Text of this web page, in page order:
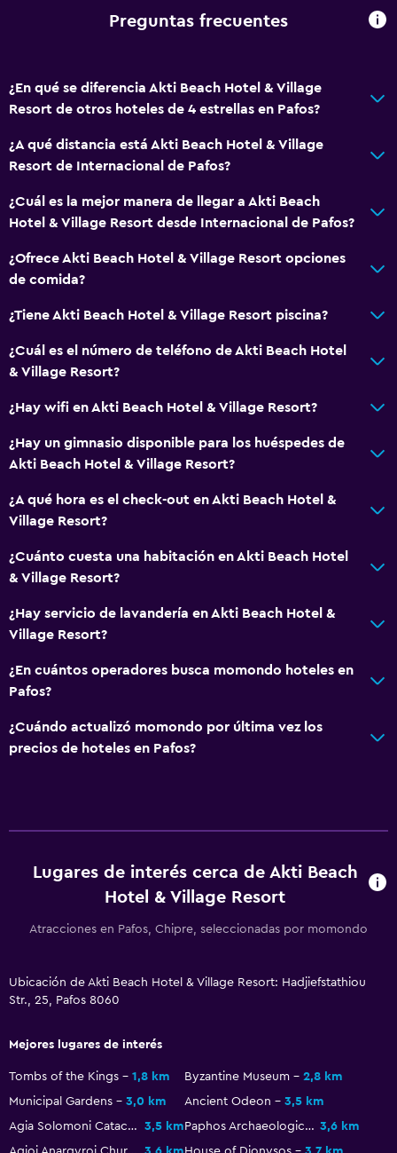
Toallas de playa
Playa privada
Bar en la piscina
Bañera de hidromasaje
Piscina al aire libre
Sauna
Microondas
Nevera
Cocineta
Accesibilidad y adecuación
Habitaciones para no fumadores disponibles
Ascensor
Plantas superiores accesibles por ascensor
Plantas superiores accesibles por escaleras
Actividades
Tienda de regalos
Ping pong
Mesa de billar
Cuidado de niños o guardería
Preguntas frecuentes
¿En qué se diferencia Akti Beach Hotel & Village
Resort de otros hoteles de 4 estrellas en Pafos?
¿A qué distancia está Akti Beach Hotel & Village
Resort de Internacional de Pafos?
¿Cuál es la mejor manera de llegar a Akti Beach
Hotel & Village Resort desde Internacional de Pafos?
¿Ofrece Akti Beach Hotel & Village Resort opciones
de comida?
¿Tiene Akti Beach Hotel & Village Resort piscina?
¿Cuál es el número de teléfono de Akti Beach Hotel
& Village Resort?
¿Hay wifi en Akti Beach Hotel & Village Resort?
¿Hay un gimnasio disponible para los huéspedes de
Akti Beach Hotel & Village Resort?
¿A qué hora es el check-out en Akti Beach Hotel &
Village Resort?
¿Cuánto cuesta una habitación en Akti Beach Hotel
& Village Resort?
¿Hay servicio de lavandería en Akti Beach Hotel &
Village Resort?
¿En cuántos operadores busca momondo hoteles en
Pafos?
¿Cuándo actualizó momondo por última vez los
precios de hoteles en Pafos?
Lugares de interés cerca de Akti Beach
Hotel & Village Resort
Atracciones en Pafos, Chipre, seleccionadas por momondo
Ubicación de Akti Beach Hotel & Village Resort: Hadjiefstathiou
Str., 25, Pafos 8060
Mejores lugares de interés
Tombs of the Kings 1,8 km Byzantine Museum
2,8 km
Municipal Gardens
3,0 km Ancient Odeon
3,5 km
Agia Solomoni Catacomb
3,5 km Paphos Archaeological Museum 3,6 km